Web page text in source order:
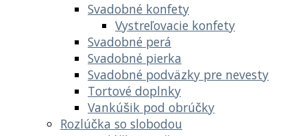
Svadobné konfety
Vystreľovacie konfety
Svadobné perá
Svadobné pierka
Svadobné podväzky pre nevesty
Tortové doplnky
Vankúšik pod obrúčky
Rozlúčka so slobodou